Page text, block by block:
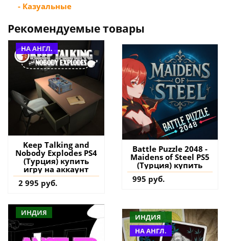
- Казуальные
Рекомендуемые товары
НА АНГЛ.
Keep Talking and
Nobody Explodes PS4
(Турция) купить
игру на аккаунт
2 995 руб.
Battle Puzzle 2048 -
Maidens of Steel PS5
(Турция) купить
995 руб.
ИНДИЯ
ИНДИЯ
НА АНГЛ.